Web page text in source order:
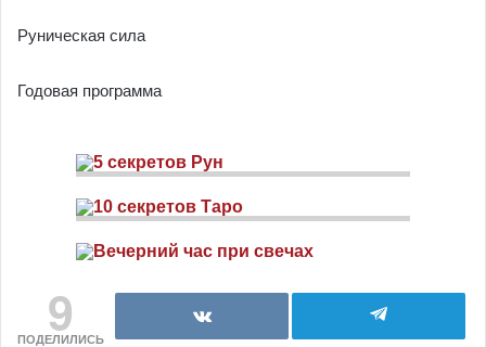
Руническая сила
Годовая программа
9
ПОДЕЛИЛИСЬ